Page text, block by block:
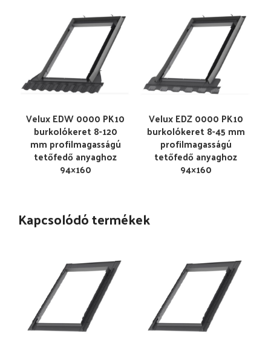
Velux EDW 0000 PK10
burkolókeret 8-120
mm profilmagasságú
tetőfedő anyaghoz
94×160
Velux EDZ 0000 PK10
burkolókeret 8-45 mm
profilmagasságú
tetőfedő anyaghoz
94×160
Kapcsolódó termékek